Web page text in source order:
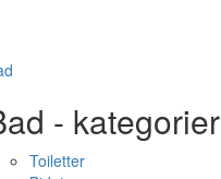
- kategorier
Toiletter